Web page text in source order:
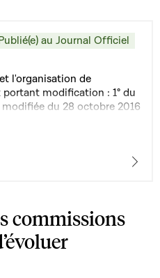
au Journal Officiel
l'organisation de
modification : 1° du
du 28 octobre 2016
qualifications
juillet 2020 portant
commissions